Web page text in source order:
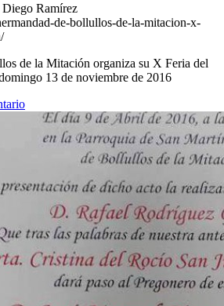
Diego Ramírez
de-bollullos-de-la-mitacion-x-
de la Mitación organiza su X Feria del
13 de noviembre de 2016